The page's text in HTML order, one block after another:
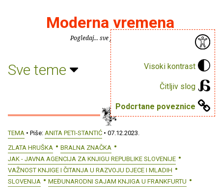
Visoki kontrast
Čitljiv slog
Podcrtane poveznice
Moderna vremena
Pogledaj... sve je puno knjiga.
Sve teme
TEMA • Piše: ANITA PETI-STANTIĆ • 07.12.2023.
ZLATA HRUŠKA
BRALNA ZNAČKA
JAK - JAVNA AGENCIJA ZA KNJIGU REPUBLIKE SLOVENIJE
VAŽNOST KNJIGE I ČITANJA U RAZVOJU DJECE I MLADIH
SLOVENIJA
MEĐUNARODNI SAJAM KNJIGA U FRANKFURTU